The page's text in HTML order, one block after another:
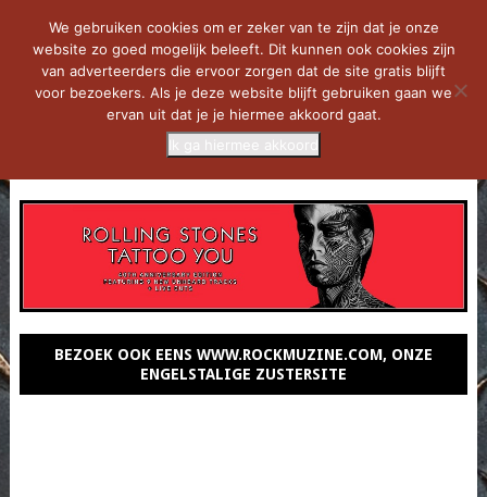
BEZOEK OOK EENS WWW.ROCKMUZINE.COM, ONZE
ENGELSTALIGE ZUSTERSITE
We gebruiken cookies om er zeker van te zijn dat je onze
website zo goed mogelijk beleeft. Dit kunnen ook cookies zijn
van adverteerders die ervoor zorgen dat de site gratis blijft
voor bezoekers. Als je deze website blijft gebruiken gaan we
ervan uit dat je je hiermee akkoord gaat.
Ik ga hiermee akkoord